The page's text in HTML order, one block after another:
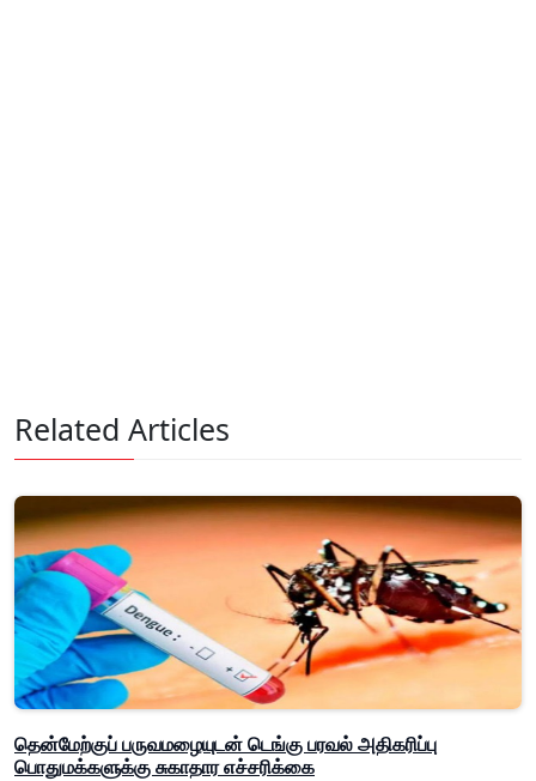
Related Articles
தென்மேற்குப் பருவமழையுடன் டெங்கு பரவல் அதிகரிப்பு
பொதுமக்களுக்கு சுகாதார எச்சரிக்கை